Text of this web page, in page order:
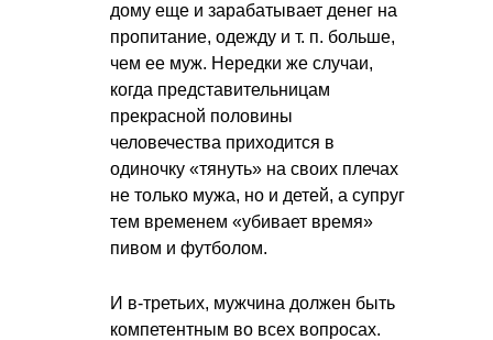
дому еще и зарабатывает денег на
пропитание, одежду и т. п. больше,
чем ее муж. Нередки же случаи,
когда представительницам
прекрасной половины
человечества приходится в
одиночку «тянуть» на своих плечах
не только мужа, но и детей, а супруг
тем временем «убивает время»
пивом и футболом.
И в-третьих, мужчина должен быть
компетентным во всех вопросах.